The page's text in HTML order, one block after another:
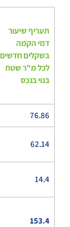
תעריף שיעור
דמי הקמה
בשקלים חדשים
לכל מ"ר שטח
בנוי בנכס
76.86
62.14
14.4
153.4